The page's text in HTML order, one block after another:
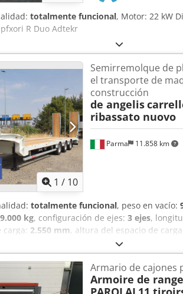
totalmente funcional, Motor: 22 kW
R Duo Adtekr
1 / 10
Parma 11.858 km
Semirremolque de
el transporte de
construcción
de angelis
ribassato nuovo
totalmente funcional, peso en vacío:
kg, configuración de ejes: 3 ejes,
carga: 2.550 mm, altura del espacio de
, tamaño del neumático:
freno, Año de fabricación:2026,
De Angelis, nuevo, disponible para
neumática, tercer eje direccional, EBS,
Armario de cajones
Armoire de